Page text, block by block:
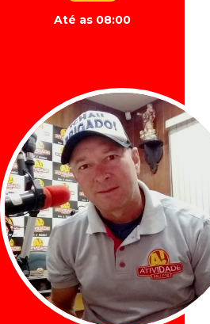
Até as 08:00